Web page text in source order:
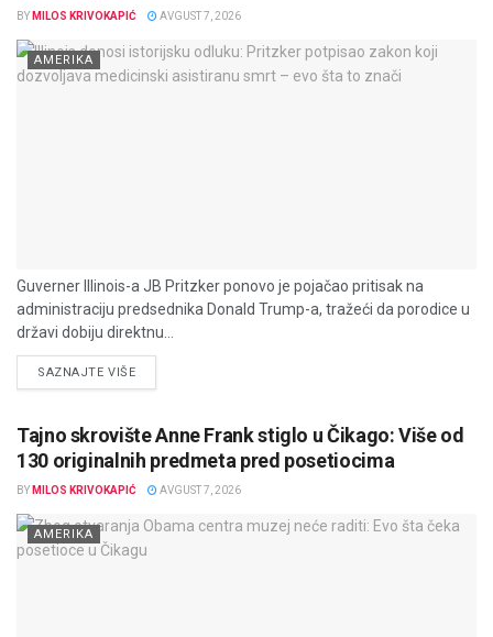
BY MILOS KRIVOKAPIĆ AVGUST 7, 2026
AMERIKA
Guverner Illinois-a JB Pritzker ponovo je pojačao pritisak na
administraciju predsednika Donald Trump-a, tražeći da porodice u
državi dobiju direktnu...
SAZNAJTE VIŠEDETAILS
Tajno skrovište Anne Frank stiglo u Čikago: Više od
130 originalnih predmeta pred posetiocima
BY MILOS KRIVOKAPIĆ AVGUST 7, 2026
AMERIKA